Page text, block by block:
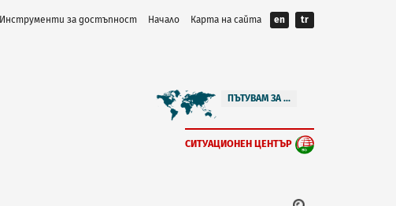
Инструменти за достъпност Начало Карта на сайта en tr
ПЪТУВАМ ЗА ...
СИТУАЦИОНЕН ЦЕНТЪР